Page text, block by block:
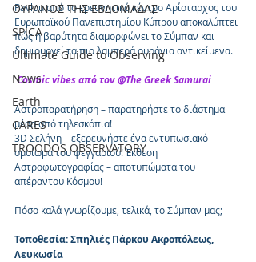
ΟΥΡΑΝΟΣ ΤΗΣ ΕΒΔΟΜΑΔΑΣ
SPICA
Ultimate Guide to Observing
News
Earth
CARES
TROODOS OBSERVATORY
Pavlou από το ερευνητικό κέντρο Αρίσταρχος του
Ευρωπαϊκού Πανεπιστημίου Κύπρου αποκαλύπτει
πώς η βαρύτητα διαμορφώνει το Σύμπαν και
δημιουργεί τα πιο λαμπερά ουράνια αντικείμενα.
Cosmic vibes από τον @The Greek Samurai
Αστροπαρατήρηση – παρατηρήστε το διάστημα
μέσα από τηλεσκόπια!
3D Σελήνη – εξερευνήστε ένα εντυπωσιακό
ομοίωμα του φεγγαριού! Έκθεση
Αστροφωτογραφίας – αποτυπώματα του
απέραντου Κόσμου!
Πόσο καλά γνωρίζουμε, τελικά, το Σύμπαν μας;
Τοποθεσία: Σπηλιές Πάρκου Ακροπόλεως,
Λευκωσία